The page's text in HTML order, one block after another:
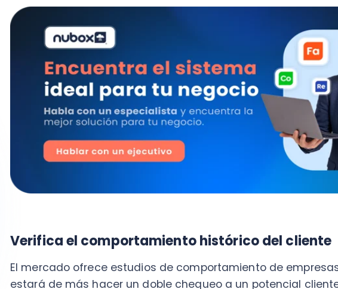
Verifica el comportamiento histórico del cliente
El mercado ofrece estudios de comportamiento de empresas y
estará de más hacer un doble chequeo a un potencial cliente
crédito. Se recomienda utilizar el
Informe Empresarial de SIISA por
Solicita autorización para tratamiento de datos
Facturar a personas naturales
datos del deudor en el sistema financiero, burós de crédito y
morosidad.
Facilita la contactabilidad de clientes